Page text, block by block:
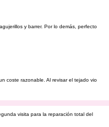
y barrer. Por lo demás, perfecto
coste razonable. Al revisar el tejado vio
visita para la reparación total del